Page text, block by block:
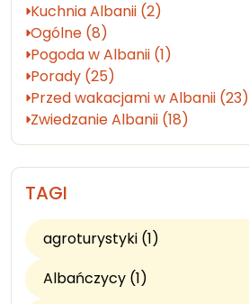
Kuchnia Albanii (2)
Ogólne (8)
Pogoda w Albanii (1)
Porady (25)
Przed wakacjami w Albanii (23)
Zwiedzanie Albanii (18)
TAGI
agroturystyki (1)
Albańczycy (1)